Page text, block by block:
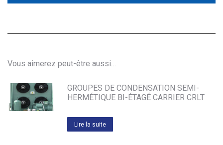
Vous aimerez peut-être aussi…
GROUPES DE CONDENSATION SEMI-
HERMÉTIQUE BI-ÉTAGÉ CARRIER CRLT
Lire la suite